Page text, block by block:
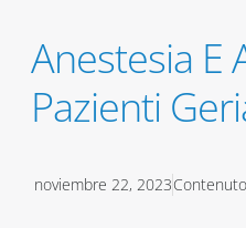
Anestesia E
Pazienti
noviembre 22, 2023